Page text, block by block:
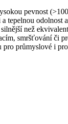
pevnost
tepelnou odolnost
než
smršťování či
pro průmyslové i